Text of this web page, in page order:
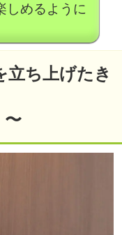
しめるように
立ち上げたき
〜